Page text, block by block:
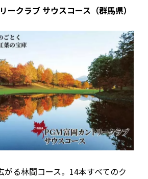
ークラブ サウスコース（群馬県）
がる林間コース。14本すべてのク